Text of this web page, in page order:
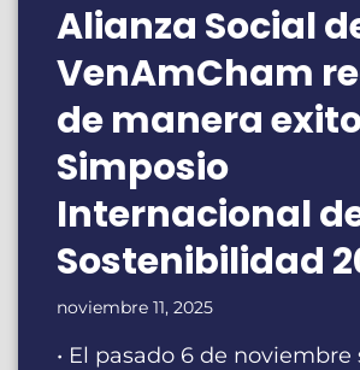
Alianza Social
VenAmCham
de manera
Simposio
Internacional de
Sostenibilidad
noviembre 11, 2025
• El pasado 6 de noviembre